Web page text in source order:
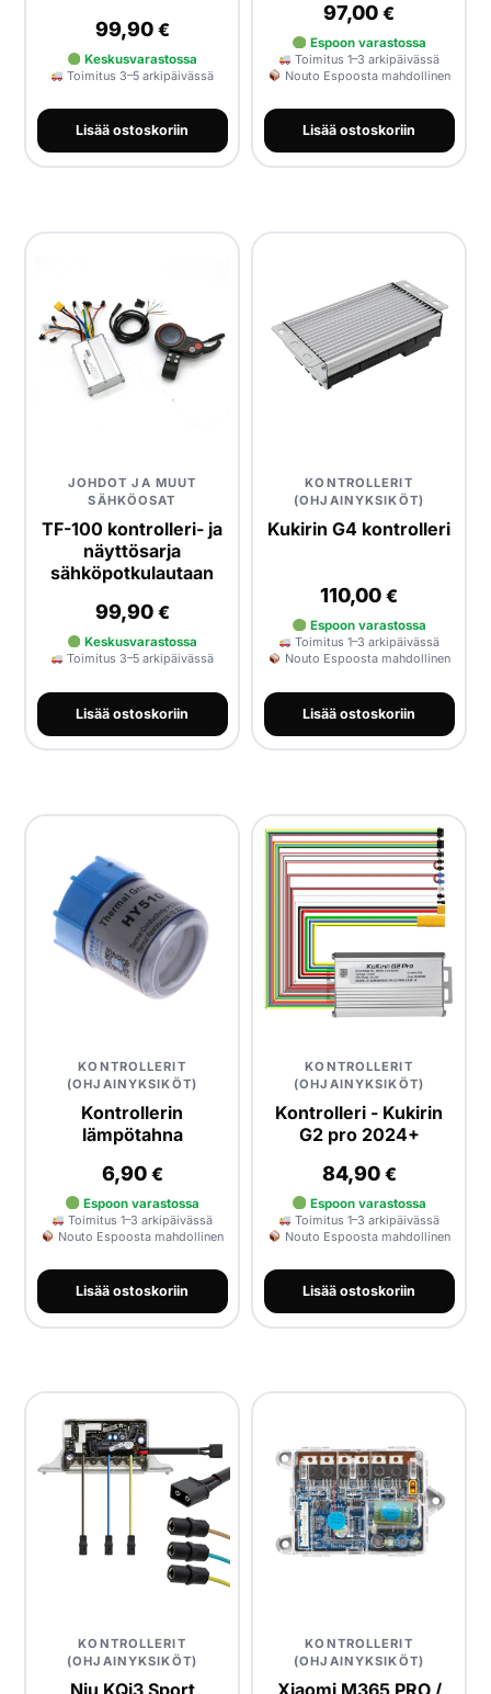
99,90 €
Keskusvarastossa
Toimitus 3–5 arkipäivässä
Lisää ostoskoriin
97,00 €
Espoon varastossa
Toimitus 1–3 arkipäivässä
Nouto Espoosta mahdollinen
Lisää ostoskoriin
JOHDOT JA MUUT
SÄHKÖOSAT
TF-100 kontrolleri- ja
näyttösarja
sähköpotkulautaan
99,90 €
Keskusvarastossa
Toimitus 3–5 arkipäivässä
Lisää ostoskoriin
KONTROLLERIT
(OHJAINYKSIKÖT)
Kukirin G4 kontrolleri
110,00 €
Espoon varastossa
Toimitus 1–3 arkipäivässä
Nouto Espoosta mahdollinen
Lisää ostoskoriin
KONTROLLERIT
(OHJAINYKSIKÖT)
Kontrollerin
lämpötahna
6,90 €
Espoon varastossa
Toimitus 1–3 arkipäivässä
Nouto Espoosta mahdollinen
Lisää ostoskoriin
KONTROLLERIT
(OHJAINYKSIKÖT)
Kontrolleri - Kukirin
G2 pro 2024+
84,90 €
Espoon varastossa
Toimitus 1–3 arkipäivässä
Nouto Espoosta mahdollinen
Lisää ostoskoriin
KONTROLLERIT
(OHJAINYKSIKÖT)
Niu KQi3 Sport
KONTROLLERIT
(OHJAINYKSIKÖT)
Xiaomi M365 PRO /